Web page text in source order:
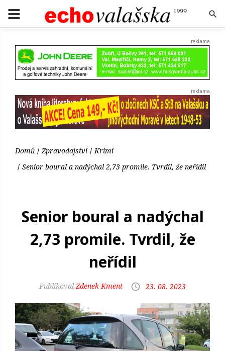
Domů Zpravodajství
Krimi
Senior boural a nadýchal 2,73 promile. Tvrdil, že neřídil
Senior boural a nadýchal
2,73 promile. Tvrdil, že
neřídil
Zdenek Kment 23. 08. 2023